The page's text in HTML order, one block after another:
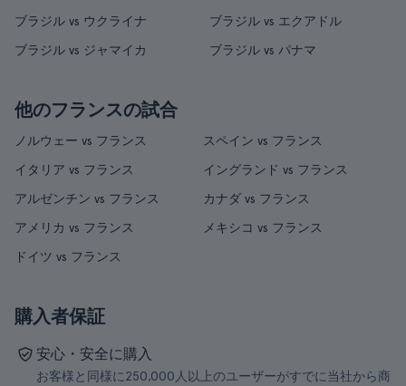
ブラジル vs ウクライナ
ブラジル vs エクアドル
ブラジル vs ジャマイカ
ブラジル vs パナマ
他のフランスの試合
ノルウェー vs フランス
スペイン vs フランス
イタリア vs フランス
イングランド vs フランス
アルゼンチン vs フランス
カナダ vs フランス
アメリカ vs フランス
メキシコ vs フランス
ドイツ vs フランス
購入者保証
安心・安全に購入
お客様と同様に250,000人以上のユーザーがすでに当社から商